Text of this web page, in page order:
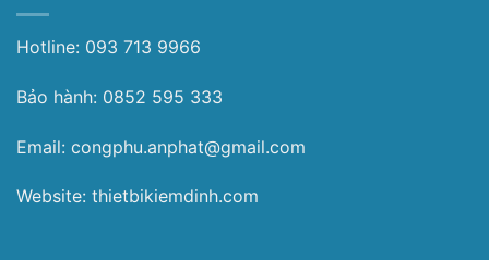
Hotline: 093 713 9966
Bảo hành: 0852 595 333
Email: congphu.anphat@gmail.com
Website: thietbikiemdinh.com